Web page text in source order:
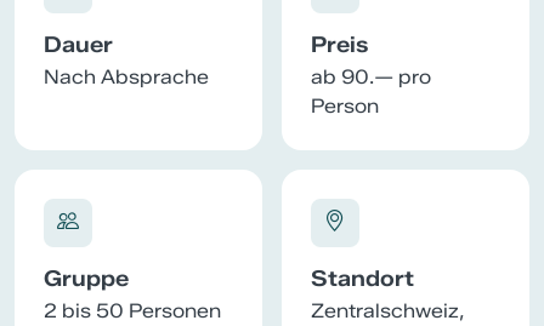
Dauer
Nach Absprache
Preis
ab 90.— pro
Person
Gruppe
2 bis 50 Personen
Standort
Zentralschweiz,